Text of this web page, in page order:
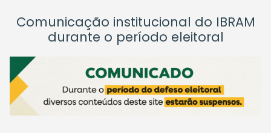
Comunicação institucional do IBRAM
durante o período eleitoral